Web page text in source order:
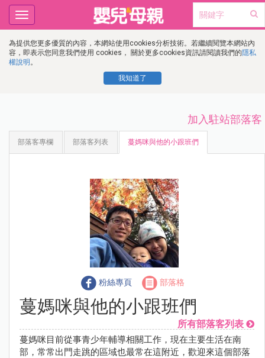
為提供您更多優質的內容，本網站使用cookies分析技術。若繼續閱覽本網站內
容，即表示您同意我們使用 cookies， 關於更多cookies資訊請閱讀我們的隱私
權說明 。
我知道了
Toggle
navigation
加入駐站部落客
部落客專欄 部落客列表 蔓媽咪與他的小跟班們
粉絲專頁 部落格
蔓媽咪與他的小跟班們
所有部落客列表
蔓媽咪目前從事青少年輔導相關工作，現在主要生活在南
部，常常出門走跳的區域也最常在這附近，歡迎來這個部落